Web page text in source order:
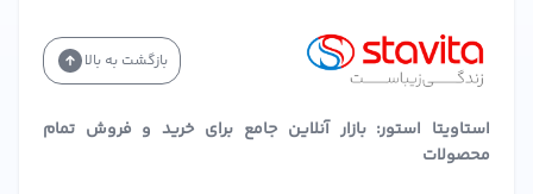
می‌شوند.
ارسال سریع:سفارشات در کمترین زمان ممکن ارسال می‌شوند.
سوالات شماست.
قیمت مناسب:
بازگشت به بالا
استاویتا استور: بازار آنلاین جامع برای خرید و فروش تمام
محصولات